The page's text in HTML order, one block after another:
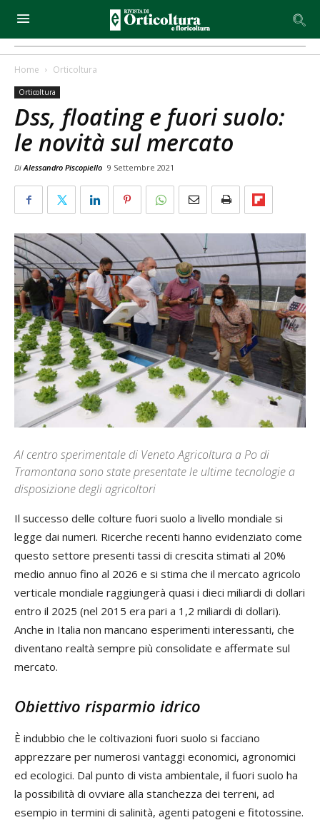
Home Orticoltura
Orticoltura
Dss, floating e fuori suolo:
le novità sul mercato
DiAlessandro Piscopiello 9 Settembre 2021
Al centro sperimentale di Veneto Agricoltura a Po di
Tramontana sono state presentate le ultime tecnologie a
disposizione degli agricoltori
Il successo delle colture fuori suolo a livello mondiale si
legge dai numeri. Ricerche recenti hanno evidenziato come
questo settore presenti tassi di crescita stimati al 20%
medio annuo fino al 2026 e si stima che il mercato agricolo
verticale mondiale raggiungerà quasi i dieci miliardi di dollari
entro il 2025 (nel 2015 era pari a 1,2 miliardi di dollari).
Anche in Italia non mancano esperimenti interessanti, che
diventano realtà sempre più consolidate e affermate sul
mercato.
Obiettivo risparmio idrico
È indubbio che le coltivazioni fuori suolo si facciano
apprezzare per numerosi vantaggi economici, agronomici
ed ecologici. Dal punto di vista ambientale, il fuori suolo ha
la possibilità di ovviare alla stanchezza dei terreni, ad
esempio in termini di salinità, agenti patogeni e fitotossine.